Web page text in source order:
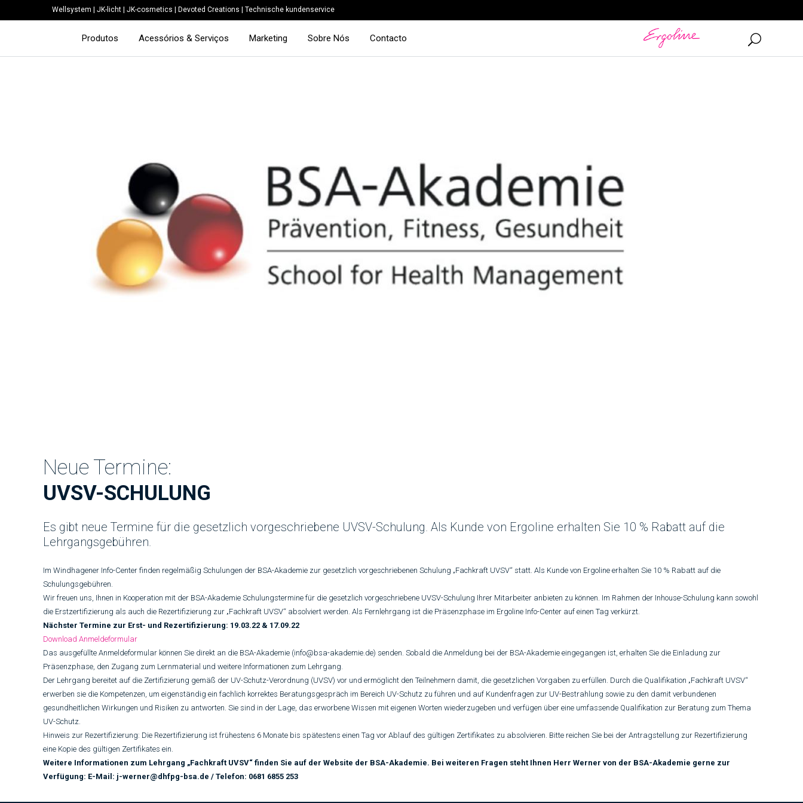
Wellsystem JK-licht JK-cosmetics Devoted Creations Technische kundenservice
Produtos Acessórios & Serviços Marketing Sobre Nós Contacto
Neue Termine:
UVSV-SCHULUNG
Es gibt neue Termine für die gesetzlich vorgeschriebene UVSV-Schulung. Als Kunde von Ergoline erhalten Sie 10 % Rabatt auf die
Lehrgangsgebühren.
Im Windhagener Info-Center finden regelmäßig Schulungen der BSA-Akademie zur gesetzlich vorgeschriebenen Schulung „Fachkraft UVSV“ statt. Als Kunde von Ergoline erhalten Sie 10 % Rabatt auf die
Schulungsgebühren.
Wir freuen uns, Ihnen in Kooperation mit der BSA-Akademie Schulungstermine für die gesetzlich vorgeschriebene UVSV-Schulung Ihrer Mitarbeiter anbieten zu können. Im Rahmen der Inhouse-Schulung kann sowohl
die Erstzertifizierung als auch die Rezertifizierung zur „Fachkraft UVSV“ absolviert werden. Als Fernlehrgang ist die Präsenzphase im Ergoline Info-Center auf einen Tag verkürzt.
Nächster Termine zur Erst- und Rezertifizierung: 19.03.22 & 17.09.22
Download Anmeldeformular
Das ausgefüllte Anmeldeformular können Sie direkt an die BSA-Akademie (info@bsa-akademie.de) senden. Sobald die Anmeldung bei der BSA-Akademie eingegangen ist, erhalten Sie die Einladung zur
Präsenzphase, den Zugang zum Lernmaterial und weitere Informationen zum Lehrgang.
Der Lehrgang bereitet auf die Zertifizierung gemäß der UV-Schutz-Verordnung (UVSV) vor und ermöglicht den Teilnehmern damit, die gesetzlichen Vorgaben zu erfüllen. Durch die Qualifikation „Fachkraft UVSV“
erwerben sie die Kompetenzen, um eigenständig ein fachlich korrektes Beratungsgespräch im Bereich UV-Schutz zu führen und auf Kundenfragen zur UV-Bestrahlung sowie zu den damit verbundenen
gesundheitlichen Wirkungen und Risiken zu antworten. Sie sind in der Lage, das erworbene Wissen mit eigenen Worten wiederzugeben und verfügen über eine umfassende Qualifikation zur Beratung zum Thema
UV-Schutz.
Hinweis zur Rezertifizierung: Die Rezertifizierung ist frühestens 6 Monate bis spätestens einen Tag vor Ablauf des gültigen Zertifikates zu absolvieren. Bitte reichen Sie bei der Antragstellung zur Rezertifizierung
eine Kopie des gültigen Zertifikates ein.
Weitere Informationen zum Lehrgang „Fachkraft UVSV“ finden Sie auf der Website der BSA-Akademie. Bei weiteren Fragen steht Ihnen Herr Werner von der BSA-Akademie gerne zur
Verfügung: E-Mail: j-werner@dhfpg-bsa.de / Telefon: 0681 6855 253